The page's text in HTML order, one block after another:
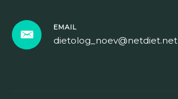
EMAIL
dietolog_noev@netdiet.net